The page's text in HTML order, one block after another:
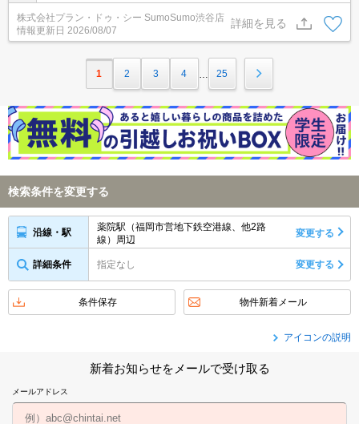
レベータ・敷地内ごみ置き場などが備わっておりとても充実してい
ます。セキュリティ面は、TVインターホン・オートロックなどを備
え付けているので安心して暮らせます。収納はシューズボックス・
クロゼットなど豊富なので、広々と空間を利用することも可能で
株式会社プラン・ドゥ・シー SumoSumo渋谷店
情報更新日 2026/08/07
詳細を見る
1 2 3 4 25
検索条件を変更する
沿線・駅
薬院駅（福岡市営地下鉄空港線、他2路
線）周辺
変更する
詳細条件 指定なし 変更する
条件保存 物件新着メール
アイコンの説明
新着お知らせをメールで受け取る
メールアドレス